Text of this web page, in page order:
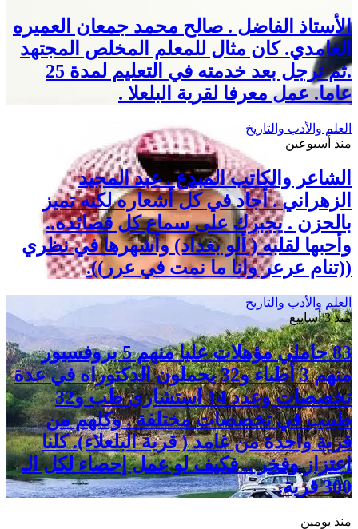
الأستاذ الفاضل . صالح محمد جمعان العميره
الغامدي. كان مثال للمعلم المخلص المجتهد
.ثم ترجل بعد خدمته في التعليم لمدة 25
عاما. عمل معرفا لقرية البلعلا .
العلم والأدب والتاريخ
منذ أسبوعين
الشاعر والكاتب المبدع . عبد المجيد
الزهراني . أجاد في كل أشعاره لكنه تميز
بالحزن . يجبرك على سماع كل قصائده..
وأحبها لقلبه ( ألو بغداد) وأشهرها في نظري
((تنام عرعر وانا ما نمت في عرر)).
العلم والأدب والتاريخ
منذ 3 أسابيع
83 حاملي مؤهلات عليا منهم 5 بروفسيور
منهم 3 أطباء و32 يحملون الدكتوراه في عدة
تخصصات وعدد 14 استشاري طب و32
طبيب في تخصصات مختلفة . وكلهم من
قرية واحدة من غامد ( قرية البلعلاء). كلنا
اعتزاز وفخر .. فكيف لو عمل إحصاء لكل الـ
300 قرية.
منذ يومين